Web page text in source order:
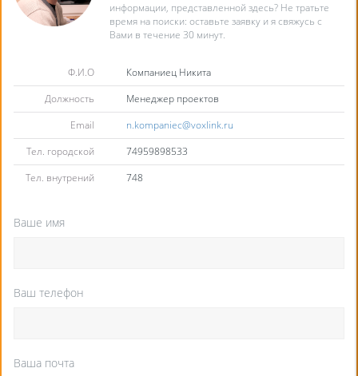
информации, представленной здесь? Не тратьте
время на поиски: оставьте заявку и я свяжусь с
Вами в течение 30 минут.
Ф.И.О
Компаниец Никита
Должность
Менеджер проектов
Email
n.kompaniec@voxlink.ru
Тел. городской
74959898533
Тел. внутрений
748
Ваше имя
Ваш телефон
Ваша почта